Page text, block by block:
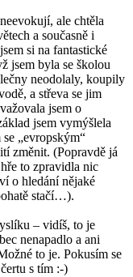
ale chtěla
a současně i
si na fantastické
jsem byla se školou
neodolaly, koupily
a střeva se jim
jsem o
jsem vymýšlela
„evropským“
změnit. (Popravdě já
to zpravidla nic
o hledání nějaké
stačí…).
– vidíš, to je
nenapadlo a ani
to je. Pokusím se
s tím :-)